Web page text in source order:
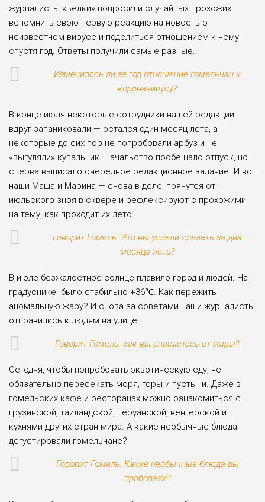
журналисты «Белки» попросили случайных прохожих
вспомнить свою первую реакцию на новость о
неизвестном вирусе и поделиться отношением к нему
спустя год. Ответы получили самые разные.
Изменилось ли за год отношение гомельчан к
коронавирусу?
В конце июля некоторые сотрудники нашей редакции
вдруг запаниковали — остался один месяц лета, а
некоторые до сих пор не попробовали арбуз и не
«выгуляли» купальник. Начальство пообещало отпуск, но
сперва выписало очередное редакционное задание. И вот
наши Маша и Марина — снова в деле: прячутся от
июльского зноя в сквере и рефлексируют с прохожими
на тему, как проходит их лето.
Говорит Гомель. Что вы успели сделать за два
месяца лета?
В июле безжалостное солнце плавило город и людей. На
градуснике было стабильно +36℃. Как пережить
аномальную жару? И снова за советами наши журналисты
отправились к людям на улице.
Говорит Гомель: как вы спасаетесь от жары?
Сегодня, чтобы попробовать экзотическую еду, не
обязательно пересекать моря, горы и пустыни. Даже в
гомельских кафе и ресторанах можно ознакомиться с
грузинской, таиландской, перуанской, венгерской и
кухнями других стран мира. А какие необычные блюда
дегустировали гомельчане?
Говорит Гомель. Какие необычные блюда вы
пробовали?